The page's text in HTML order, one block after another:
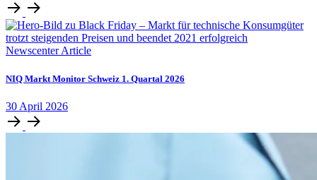
Newscenter Article
NIQ Markt Monitor Schweiz 1. Quartal 2026
30 April 2026